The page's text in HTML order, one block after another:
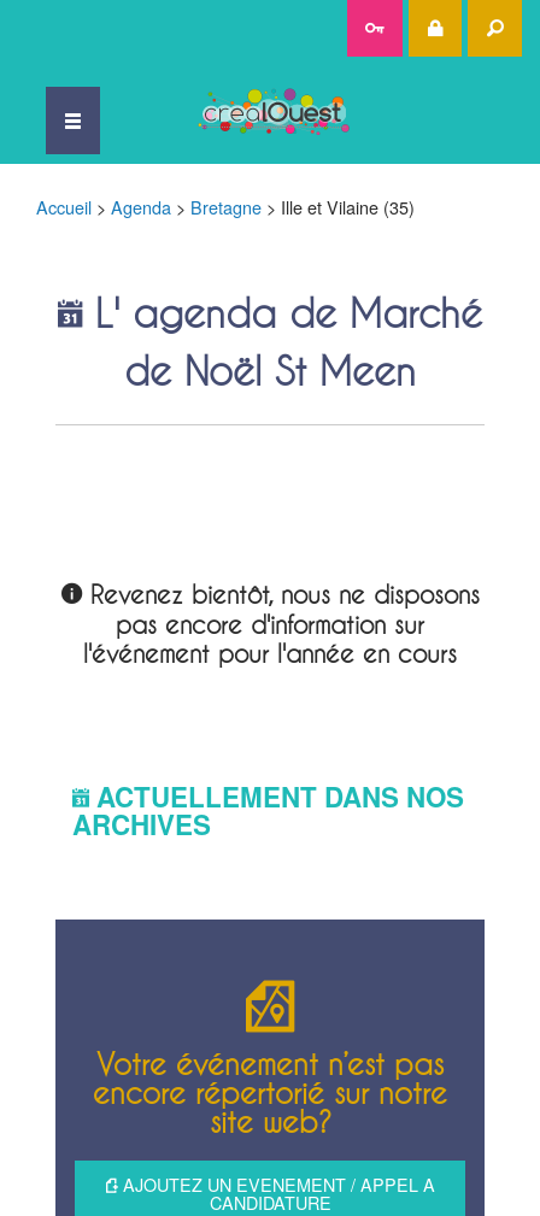
Accueil > Agenda > Bretagne > Ille et Vilaine (35)
L' agenda de Marché
de Noël St Meen
Revenez bientôt, nous ne disposons
pas encore d'information sur
l'événement pour l'année en cours
ACTUELLEMENT DANS NOS
ARCHIVES
Votre événement n’est pas
encore répertorié sur notre
site web?
AJOUTEZ UN EVENEMENT / APPEL A
CANDIDATURE